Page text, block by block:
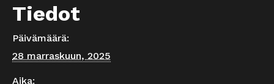
Tiedot
Päivämäärä:
28 marraskuun, 2025
Aika: